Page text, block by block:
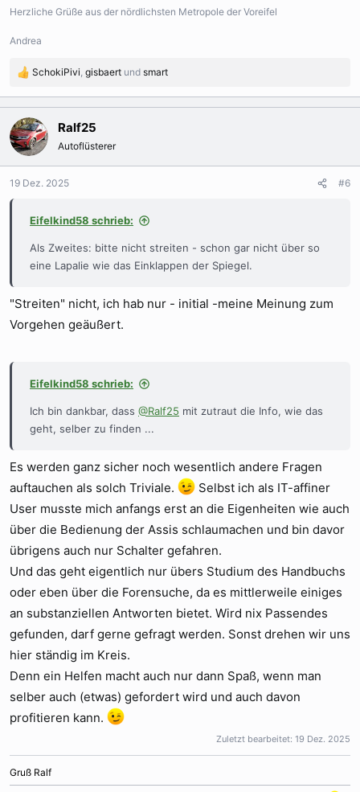
Herzliche Grüße aus der nördlichsten Metropole der Voreifel
Andrea
R
a
k
t
i
o
n
SchokiPivi, gisbaert und smart
Ralf25
Autoflüsterer
19 Dez. 2025 #6
Eifelkind58 schrieb:
Als Zweites: bitte nicht streiten - schon gar nicht über so
eine Lapalie wie das Einklappen der Spiegel.
"Streiten" nicht, ich hab nur - initial -meine Meinung zum
Vorgehen geäußert.
Eifelkind58 schrieb:
Ich bin dankbar, dass @Ralf25 mit zutraut die Info, wie das
geht, selber zu finden ...
Es werden ganz sicher noch wesentlich andere Fragen
auftauchen als solch Triviale.
Selbst ich als IT-affiner
User musste mich anfangs erst an die Eigenheiten wie auch
über die Bedienung der Assis schlaumachen und bin davor
übrigens auch nur Schalter gefahren.
Und das geht eigentlich nur übers Studium des Handbuchs
oder eben über die Forensuche, da es mittlerweile einiges
an substanziellen Antworten bietet. Wird nix Passendes
gefunden, darf gerne gefragt werden. Sonst drehen wir uns
hier ständig im Kreis.
Denn ein Helfen macht auch nur dann Spaß, wenn man
selber auch (etwas) gefordert wird und auch davon
profitieren kann.
Zuletzt bearbeitet: 19 Dez. 2025
Gruß Ralf